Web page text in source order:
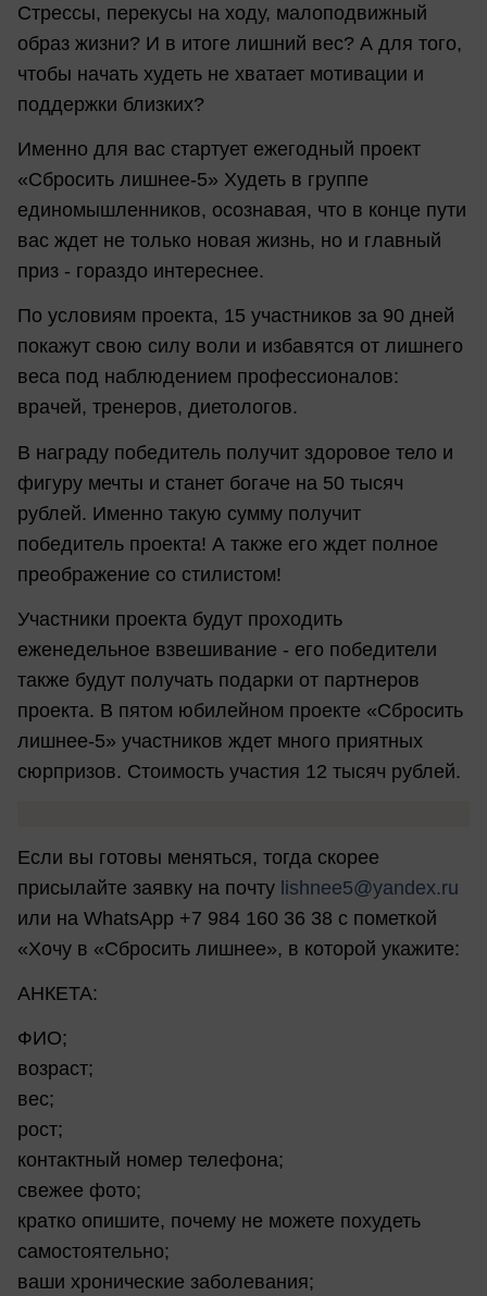
Стрессы, перекусы на ходу, малоподвижный
образ жизни? И в итоге лишний вес? А для того,
чтобы начать худеть не хватает мотивации и
поддержки близких?
Именно для вас стартует ежегодный проект
«Сбросить лишнее-5» Худеть в группе
единомышленников, осознавая, что в конце пути
вас ждет не только новая жизнь, но и главный
приз - гораздо интереснее.
По условиям проекта, 15 участников за 90 дней
покажут свою силу воли и избавятся от лишнего
веса под наблюдением профессионалов:
врачей, тренеров, диетологов.
В награду победитель получит здоровое тело и
фигуру мечты и станет богаче на 50 тысяч
рублей. Именно такую сумму получит
победитель проекта! А также его ждет полное
преображение со стилистом!
Участники проекта будут проходить
еженедельное взвешивание - его победители
также будут получать подарки от партнеров
проекта. В пятом юбилейном проекте «Сбросить
лишнее-5» участников ждет много приятных
сюрпризов. Стоимость участия 12 тысяч рублей.
Если вы готовы меняться, тогда скорее
присылайте заявку на почту lishnee5@yandex.ru
или на WhatsApp +7 984 160 36 38 с пометкой
«Хочу в «Сбросить лишнее», в которой укажите:
АНКЕТА:
ФИО;
возраст;
вес;
рост;
контактный номер телефона;
свежее фото;
кратко опишите, почему не можете похудеть
самостоятельно;
ваши хронические заболевания;